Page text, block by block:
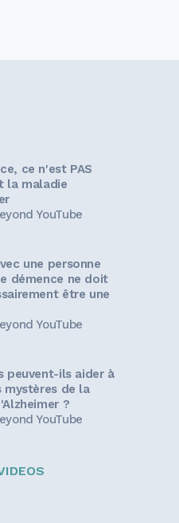
ce n'est PAS
la maladie
YouTube
une personne
démence ne doit
être une
YouTube
peuvent-ils aider à
mystères de la
?
YouTube